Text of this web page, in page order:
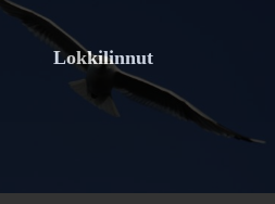
Lokkilinnut